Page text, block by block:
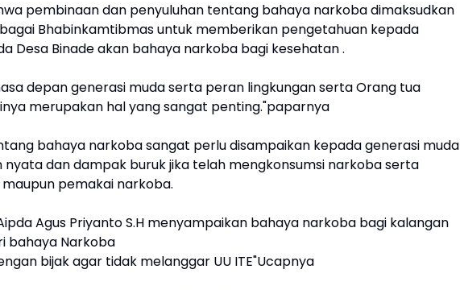
pembinaan dan penyuluhan tentang bahaya narkoba dimaksudkan
Bhabinkamtibmas untuk memberikan pengetahuan kepada
Desa Binade akan bahaya narkoba bagi kesehatan .
depan generasi muda serta peran lingkungan serta Orang tua
merupakan hal yang sangat penting."paparnya
bahaya narkoba sangat perlu disampaikan kepada generasi muda
dan dampak buruk jika telah mengkonsumsi narkoba serta
pemakai narkoba.
Agus Priyanto S.H menyampaikan bahaya narkoba bagi kalangan
bahaya Narkoba
bijak agar tidak melanggar UU ITE"Ucapnya